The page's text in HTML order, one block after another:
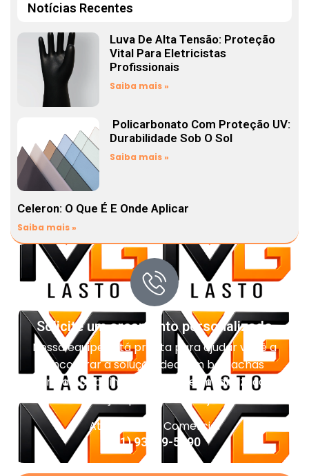
Notícias Recentes
Luva De Alta Tensão: Proteção
Vital Para Eletricistas
Profissionais
Saiba mais »
Policarbonato Com Proteção UV:
Durabilidade Sob O Sol
Saiba mais »
Celeron: O Que É E Onde Aplicar
Saiba mais »
Solicite um orçamento personalizado
Nossa equipe está pronta para ajudar você a
encontrar a solução ideal em borrachas
técnicas, pisos industriais, impermeabilização e
vedação para o seu projeto.
Atendimento Comercial
(11) 93959-5090